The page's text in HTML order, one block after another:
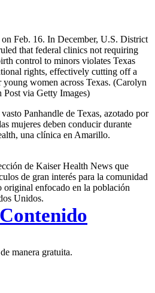
Feb. 16. In December, U.S. District
that federal clinics not requiring
control to minors violates Texas
rights, effectively cutting off a
women across Texas. (Carolyn
via Getty Images)
Panhandle de Texas, azotado por
mujeres deben conducir durante
una clínica en Amarillo.
de Kaiser Health News que
de gran interés para la comunidad
original enfocado en la población
Unidos.
manera gratuita.